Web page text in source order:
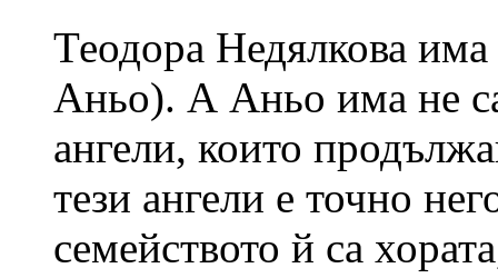
Теодора Недялкова
Аньо). А Аньо има не
ангели, които
тези ангели е точно
семейството й са